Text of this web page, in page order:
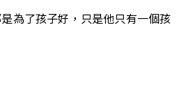
為了孩子好，只是他只有一個孩